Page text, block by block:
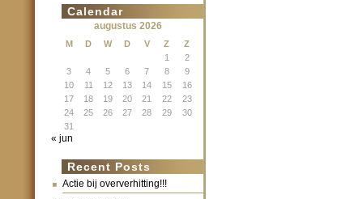
Calendar
augustus 2026
M D W D V Z
Z
1
2
3
4 5 6 7 8
9
10
11 12 13 14 15
16
17
18 19 20 21 22
23
24
25 26 27 28 29
30
31
« jun
Recent Posts
Actie bij oververhitting!!!